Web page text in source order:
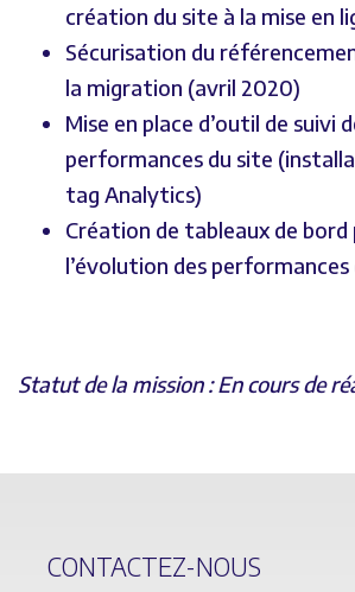
création du site à la mise en
Sécurisation du
la migration (avril 2020)
Mise en place d’outil de suivi
performances du site
tag Analytics)
Création de tableaux de bord
l’évolution des performances
Statut de la mission : En cours de
CONTACTEZ-NOUS